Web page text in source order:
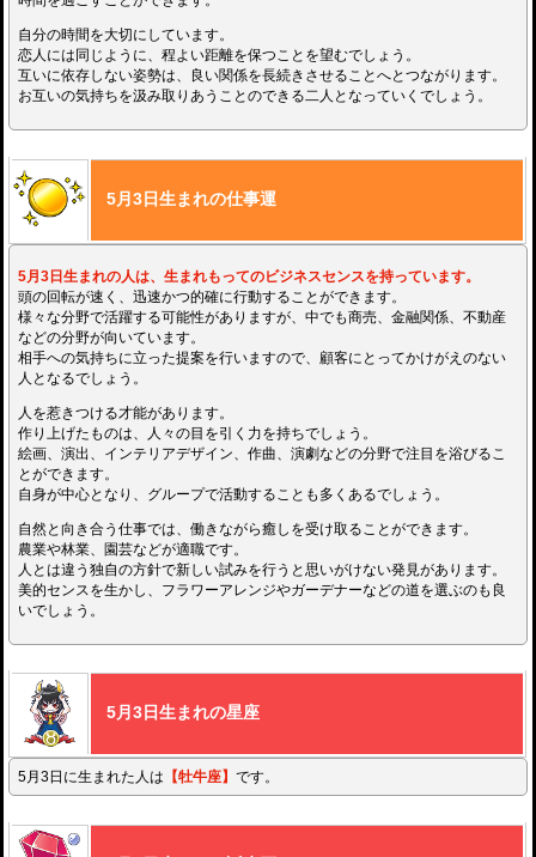
自分の時間を大切にしています。
恋人には同じように、程よい距離を保つことを望むでしょう。
互いに依存しない姿勢は、良い関係を長続きさせることへとつながります。
お互いの気持ちを汲み取りあうことのできる二人となっていくでしょう。
5月3日生まれの仕事運
5月3日生まれの人は、生まれもってのビジネスセンスを持っています。
頭の回転が速く、迅速かつ的確に行動することができます。
様々な分野で活躍する可能性がありますが、中でも商売、金融関係、不動産
などの分野が向いています。
相手への気持ちに立った提案を行いますので、顧客にとってかけがえのない
人となるでしょう。
人を惹きつける才能があります。
作り上げたものは、人々の目を引く力を持ちでしょう。
絵画、演出、インテリアデザイン、作曲、演劇などの分野で注目を浴びるこ
とができます。
自身が中心となり、グループで活動することも多くあるでしょう。
自然と向き合う仕事では、働きながら癒しを受け取ることができます。
農業や林業、園芸などが適職です。
人とは違う独自の方針で新しい試みを行うと思いがけない発見があります。
美的センスを生かし、フラワーアレンジやガーデナーなどの道を選ぶのも良
いでしょう。
5月3日生まれの星座
5月3日に生まれた人は 【牡牛座】 です。